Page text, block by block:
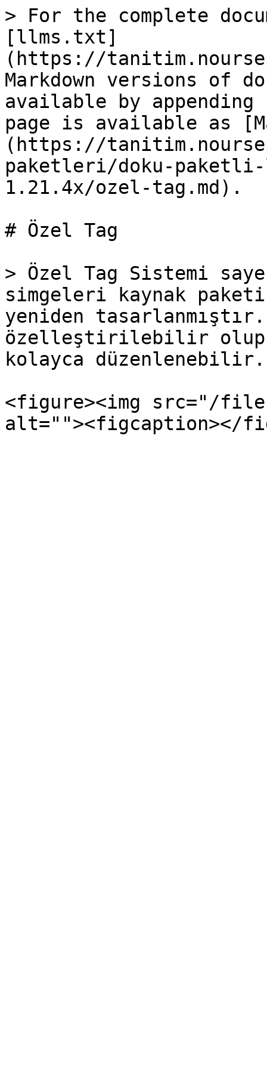
> For the complete
[llms.txt]
(https://
Markdown versions of
available by
page is available as
(https://
paketleri/doku-
1.21.4x/ozel-tag.md).
# Özel Tag
> Özel Tag Sistemi
simgeleri kaynak
yeniden tasarlanmıştır.
özelleştirilebilir
kolayca düzenlenebilir.
<figure><img src="/files/